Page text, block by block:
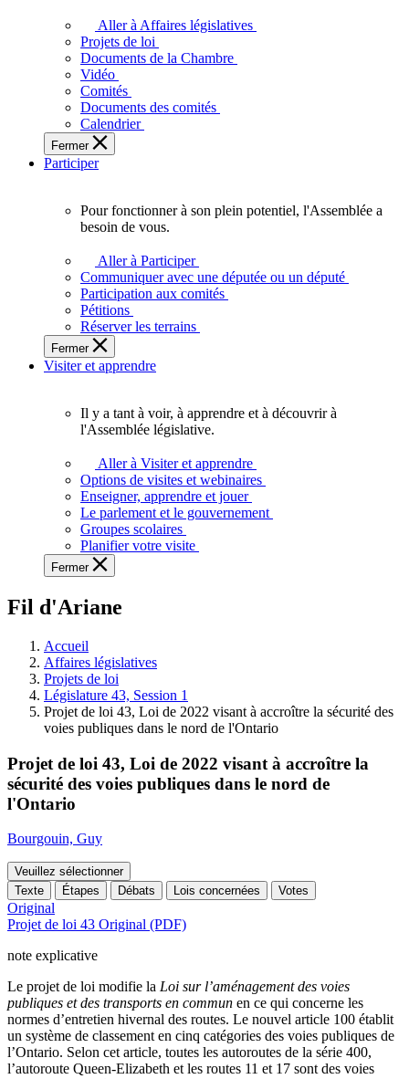
adopte
touchent
des
Ontariennes
et
Aller à Affaires législatives
Projets de loi
Documents de la Chambre
Vidéo
Comités
Documents des comités
Calendrier
Fermer
Participer
plein
potentiel,
l'Assemblée
a
besoin
de
Pour fonctionner à son plein potentiel, l'Assemblée a
besoin de vous.
Aller à Participer
Communiquer avec une députée ou un député
Participation aux comités
Pétitions
Réserver les terrains
Fermer
Visiter et apprendre
voir,
apprendre
et
à
à
législative.
Il y a tant à voir, à apprendre et à découvrir à
l'Assemblée législative.
Aller à Visiter et apprendre
Options de visites et webinaires
Enseigner, apprendre et jouer
Le parlement et le gouvernement
Groupes scolaires
Planifier votre visite
Fermer
Fil d'Ariane
Accueil
Affaires législatives
Projets de loi
Législature 43, Session 1
Projet de loi 43, Loi de 2022 visant à accroître la sécurité des
voies publiques dans le nord de l'Ontario
Projet de loi 43, Loi de 2022 visant à accroître la
sécurité des voies publiques dans le nord de
l'Ontario
Bourgouin, Guy
Veuillez sélectionner
Texte
Étapes Débats Lois concernées Votes
Original
Projet de loi 43 Original (PDF)
note explicative
Le projet de loi modifie la Loi sur l’aménagement des voies
publiques et des transports en commun en ce qui concerne les
normes d’entretien hivernal des routes. Le nouvel article 100 établit
un système de classement en cinq catégories des voies publiques de
l’Ontario. Selon cet article, toutes les autoroutes de la série 400,
l’autoroute Queen-Elizabeth et les routes 11 et 17 sont des voies